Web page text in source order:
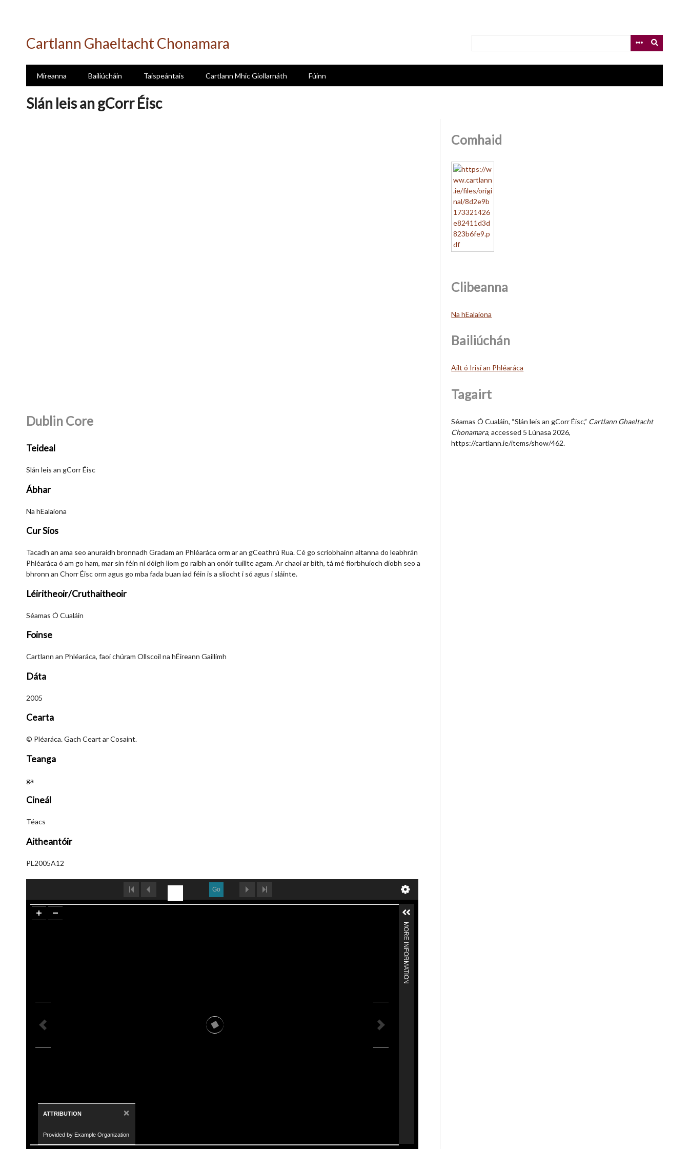
Cartlann Ghaeltacht Chonamara
Míreanna Bailiúcháin Taispeántais Cartlann Mhic Giollarnáth Fúinn
Slán leis an gCorr Éisc
Dublin Core
Teideal
Slán leis an gCorr Éisc
Ábhar
Na hEalaíona
Cur Síos
Tacadh an ama seo anuraidh bronnadh Gradam an Phléaráca orm ar an gCeathrú Rua. Cé go scríobhainn altanna do leabhrán
Phléaráca ó am go ham, mar sin féin ní dóigh liom go raibh an onóir tuillte agam. Ar chaoi ar bith, tá mé fíorbhuíoch díobh seo a
bhronn an Chorr Éisc orm agus go mba fada buan iad féin is a sliocht i só agus i sláinte.
Léiritheoir/Cruthaitheoir
Séamas Ó Cualáin
Foinse
Cartlann an Phléaráca, faoi chúram Ollscoil na hÉireann Gaillimh
Dáta
2005
Cearta
© Pléaráca. Gach Ceart ar Cosaint.
Teanga
ga
Cineál
Téacs
Aitheantóir
PL2005A12
Go
ATTRIBUTION ×
Provided by Example Organization
MORE INFORMATION
Comhaid
Clibeanna
Na hEalaíona
Bailiúchán
Ailt ó Irisí an Phléaráca
Tagairt
Séamas Ó Cualáin, “Slán leis an gCorr Éisc,” Cartlann Ghaeltacht
Chonamara, accessed 5 Lúnasa 2026,
https://cartlann.ie/items/show/462.